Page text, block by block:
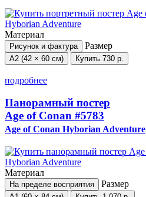
Материал
Рисунок и фактура Размер
А2 (42 × 60 см) Купить 730 р.
подробнее
Панорамный постер
Age of Conan #5783
Age of Conan Hyborian Adventure
Материал
На пределе восприятия Размер